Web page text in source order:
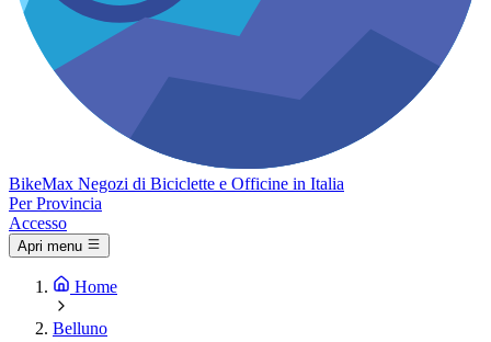
BikeMax Negozi di Biciclette e Officine in Italia
Per Provincia
Accesso
Apri menu
Home
Belluno